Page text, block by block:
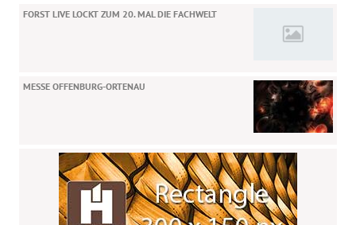
FORST LIVE LOCKT ZUM 20. MAL DIE FACHWELT
MESSE OFFENBURG-ORTENAU